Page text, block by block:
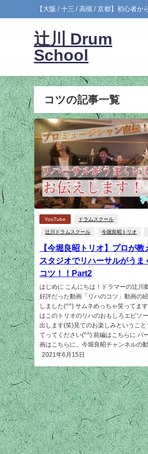
【大阪 / 十三 / 高槻 / 京都】初心者
辻川 Drum
School
コツの記事一覧
YouTube ドラムスクール
辻川ドラムスクール 今堀良昭トリオ
【今堀良昭トリオ】プロが教
スタジオでリハーサルがうま
コツ！！Part2
はじめに こんにちは！ドラマーの辻川
好評だった動画「リハのコツ」動画の
しました(^^) サムネめっちゃ笑ってま
はこのトリオのリハのおもしろエピソ
出します(笑)見てのお楽しみということ
てってください(^^) 前編はこちらに パ
画はこちらに。今堀良昭チャンネルの動
2021年6月15日